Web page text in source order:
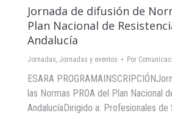
Jornada de difusión de
Plan Nacional de
Andalucía
Jornadas, Jornadas y eventos Por
ESARA
las Normas PROA del Plan Nacional
AndalucíaDirigido a: Profesionales de